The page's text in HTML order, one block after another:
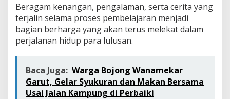
Beragam kenangan, pengalaman, serta cerita yang
terjalin selama proses pembelajaran menjadi
bagian berharga yang akan terus melekat dalam
perjalanan hidup para lulusan.
Baca Juga: Warga Bojong Wanamekar
Garut, Gelar Syukuran dan Makan Bersama
Usai Jalan Kampung di Perbaiki